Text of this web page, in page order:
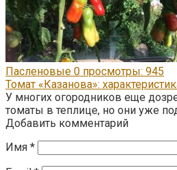
Пасленовые 0 просмотры: 945
Томат «Казанова»:
У многих огородников еще
томаты в теплице, но они уже
Добавить комментарий
Имя *